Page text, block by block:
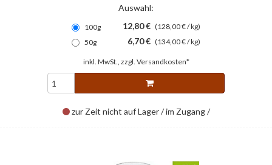
Auswahl:
100g 12,80 € (128,00 € / kg)
50g
6,70 € (134,00 € / kg)
inkl. MwSt., zzgl. Versandkosten*
zur Zeit nicht auf Lager / im Zugang /